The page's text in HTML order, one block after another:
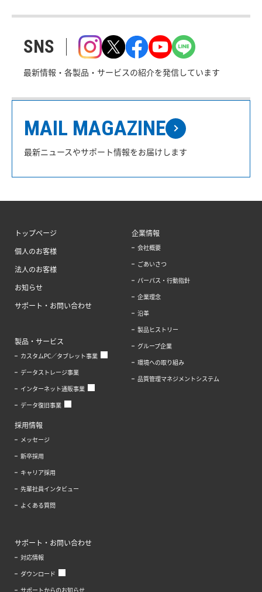
SNS
最新情報・各製品・サービスの紹介を発信しています
MAIL MAGAZINE
最新ニュースやサポート情報をお届けします
トップページ
個人のお客様
法人のお客様
お知らせ
サポート・お問い合わせ
製品・サービス
カスタムPC／タブレット事業
データストレージ事業
インターネット通販事業
データ復旧事業
企業情報
会社概要
ごあいさつ
パーパス・行動指針
企業理念
沿革
製品ヒストリー
グループ企業
環境への取り組み
品質管理マネジメントシステム
採用情報
メッセージ
新卒採用
キャリア採用
先輩社員インタビュー
よくある質問
サポート・お問い合わせ
対応情報
ダウンロード
サポートからのお知らせ